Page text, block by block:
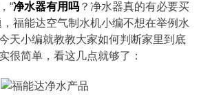
“净水器有用吗 ？净水器真的有必要买
，福能达空气制水机小编不想在举例水
天小编就教教大家如何判断家里到底
很简单，看这几点就够了：